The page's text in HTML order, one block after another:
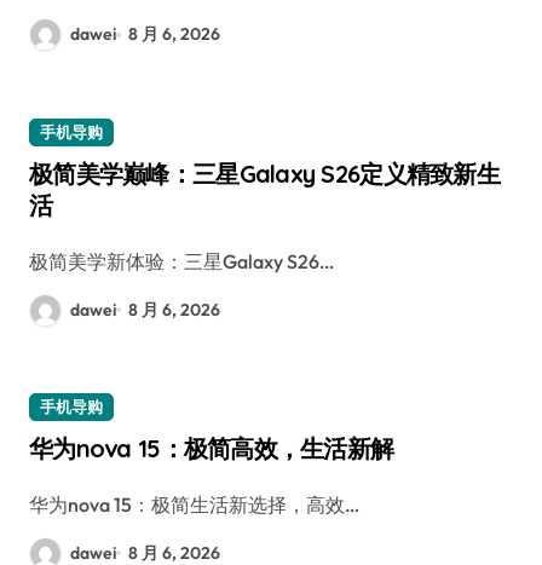
dawei 8 月 6, 2026
手机导购
极简美学巅峰：三星Galaxy S26定义精致新生
活
极简美学新体验：三星Galaxy S26…
dawei 8 月 6, 2026
手机导购
华为nova 15：极简高效，生活新解
华为nova 15：极简生活新选择，高效…
dawei 8 月 6, 2026